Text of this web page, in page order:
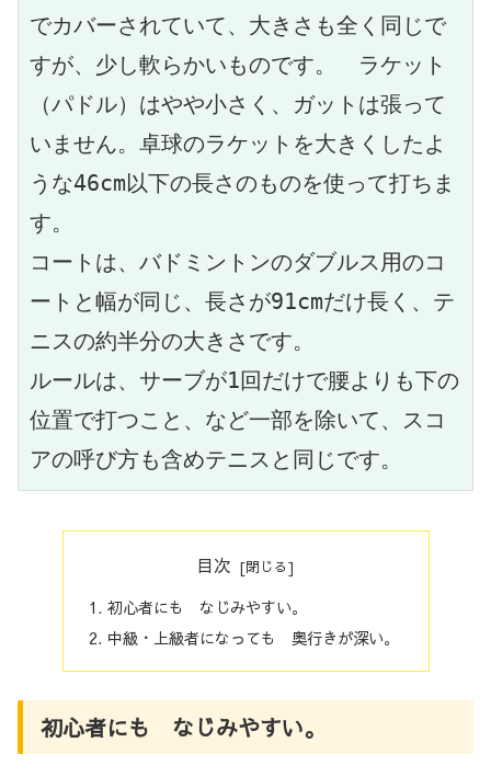
でカバーされていて、大きさも全く同じで
すが、少し軟らかいものです。　ラケット
（パドル）はやや小さく、ガットは張って
いません。卓球のラケットを大きくしたよ
うな46cm以下の長さのものを使って打ちま
す。
コートは、バドミントンのダブルス用のコ
ートと幅が同じ、長さが91cmだけ長く、テ
ニスの約半分の大きさです。
ルールは、サーブが1回だけで腰よりも下の
位置で打つこと、など一部を除いて、スコ
アの呼び方も含めテニスと同じです。
目次
初心者にも なじみやすい。
中級・上級者になっても 奥行きが深い。
初心者にも なじみやすい。